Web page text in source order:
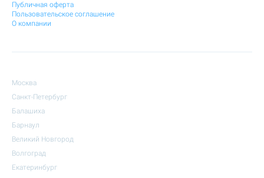
Публичная оферта
Пользовательское соглашение
О компании
Москва
Санкт-Петербург
Балашиха
Барнаул
Великий Новгород
Волгоград
Екатеринбург